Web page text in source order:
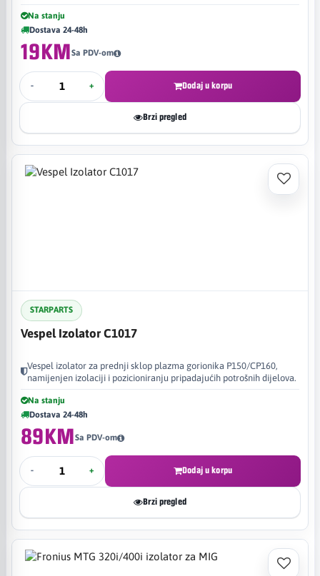
Na stanju
Dostava 24-48h
19KMSa PDV-om
- + Dodaj u korpu
Brzi pregled
STARPARTS
Vespel Izolator C1017
Vespel izolator za prednji sklop plazma gorionika P150/CP160,
namijenjen izolaciji i pozicioniranju pripadajućih potrošnih dijelova.
Na stanju
Dostava 24-48h
89KMSa PDV-om
- + Dodaj u korpu
Brzi pregled